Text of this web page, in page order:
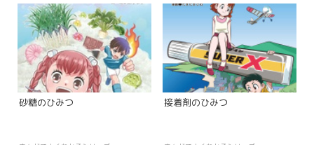
砂糖のひみつ 接着剤のひみつ